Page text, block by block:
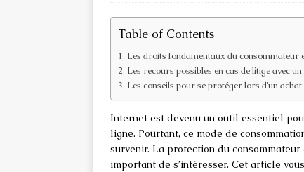
Table of Contents
Les droits fondamentaux du consommateur
Les recours possibles en cas de litige avec
Les conseils pour se protéger lors d’un achat
Internet est devenu un outil essentiel
ligne. Pourtant, ce mode de
survenir. La protection du
important de s’intéresser. Cet article